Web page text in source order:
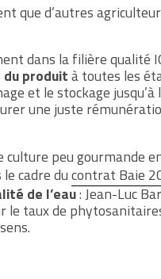
que d’autres
dans la filière qualité
produità toutes les
et le stockage jusqu’à
une juste
culture peu gourmande
cadre ducontrat Baie
de l’eau: Jean-Luc
le taux de